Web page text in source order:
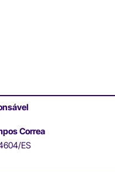
Correa
ES